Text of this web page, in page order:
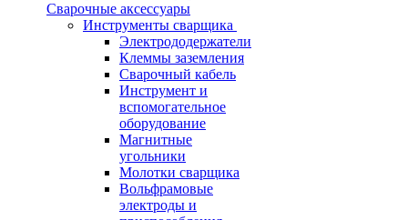
Сварочные аксессуары
Инструменты сварщика
Электрододержатели
Клеммы заземления
Сварочный кабель
Инструмент и
вспомогательное
оборудование
Магнитные
угольники
Молотки сварщика
Вольфрамовые
электроды и